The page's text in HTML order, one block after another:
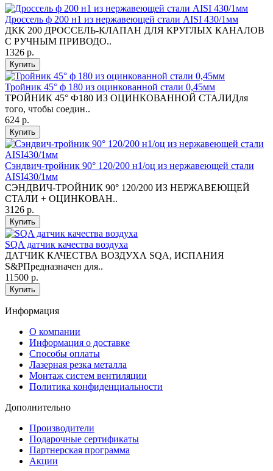
Дроссель ф 200 н1 из нержавеющей стали AISI 430/1мм
ДКК 200 ДРОССЕЛЬ-КЛАПАН ДЛЯ КРУГЛЫХ КАНАЛОВ
С РУЧНЫМ ПРИВОДО..
1326 р.
Купить
Тройник 45° ф 180 из оцинкованной стали 0,45мм
ТРОЙНИК 45° Ф180 ИЗ ОЦИНКОВАННОЙ СТАЛИДля
того, чтобы соедин..
624 р.
Купить
Сэндвич-тройник 90° 120/200 н1/оц из нержавеющей стали
AISI430/1мм
СЭНДВИЧ-ТРОЙНИК 90° 120/200 ИЗ НЕРЖАВЕЮЩЕЙ
СТАЛИ + ОЦИНКОВАН..
3126 р.
Купить
SQA датчик качества воздуха
ДАТЧИК КАЧЕСТВА ВОЗДУХА SQA, ИСПАНИЯ
S&PПредназначен для..
11500 р.
Купить
Информация
O компании
Информация о доставке
Способы оплаты
Лазерная резка металла
Монтаж систем вентиляции
Политика конфиденциальности
Дополнительно
Производители
Подарочные сертификаты
Партнерская программа
Акции